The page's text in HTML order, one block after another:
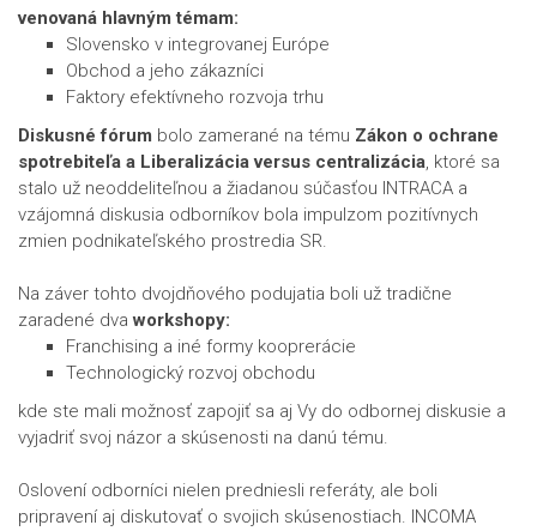
venovaná hlavným témam:
Slovensko v integrovanej Európe
Obchod a jeho zákazníci
Faktory efektívneho rozvoja trhu
Diskusné fórum bolo zamerané na tému Zákon o ochrane
spotrebiteľa a Liberalizácia versus centralizácia, ktoré sa
stalo už neoddeliteľnou a žiadanou súčasťou INTRACA a
vzájomná diskusia odborníkov bola impulzom pozitívnych
zmien podnikateľského prostredia SR.
Na záver tohto dvojdňového podujatia boli už tradične
zaradené dvaworkshopy:
Franchising a iné formy kooprerácie
Technologický rozvoj obchodu
kde ste mali možnosť zapojiť sa aj Vy do odbornej diskusie a
vyjadriť svoj názor a skúsenosti na danú tému.
Oslovení odborníci nielen predniesli referáty, ale boli
pripravení aj diskutovať o svojich skúsenostiach. INCOMA